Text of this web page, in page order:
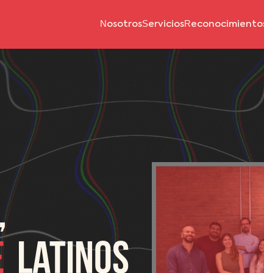
NosotrosServicios
Latinos